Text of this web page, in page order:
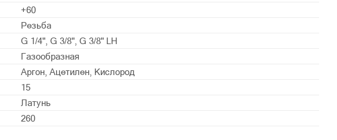
+60
Резьба
G 1/4", G 3/8", G 3/8" LH
Газообразная
Аргон, Ацетилен, Кислород
15
Латунь
260